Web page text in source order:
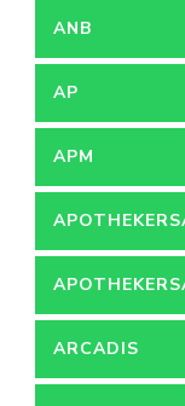
ANB
AP
APM
ARCADIS